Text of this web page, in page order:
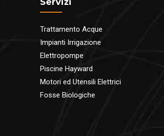
Trattamento Acque
Impianti Irrigazione
Elettropompe
Piscine Hayward
Motori ed Utensili Elettrici
Fosse Biologiche